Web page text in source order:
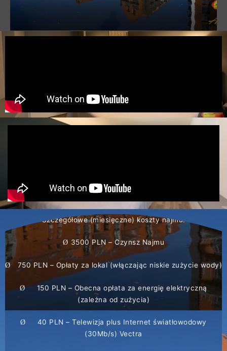
Szczegółowe (miesięczne) koszty najmu:
Ø 3500 PLN – Czynsz Najmu
Ø 750 PLN – Opłaty za lokal (włączając niskie zużycie wody)
Ø 150 PLN – Obecna opłata za energię elektryczną
(zależna od zużycia)
Ø
40 PLN – Telewizja plus Internet światłowodowy
(30Mb/s) Vectra